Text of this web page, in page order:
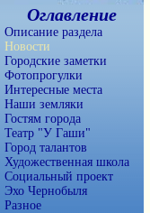
Оглавление
Описание раздела
Новости
Городские заметки
Фотопрогулки
Интересные места
Наши земляки
Гостям города
Театр "У Гаши"
Город талантов
Художественная школа
Социальный проект
Эхо Чернобыля
Разное